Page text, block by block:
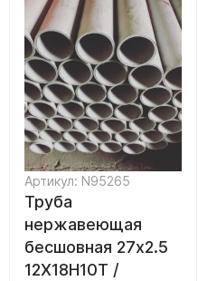
Артикул: N95265
Труба
нержавеющая
бесшовная 27х2.5
12Х18Н10Т /